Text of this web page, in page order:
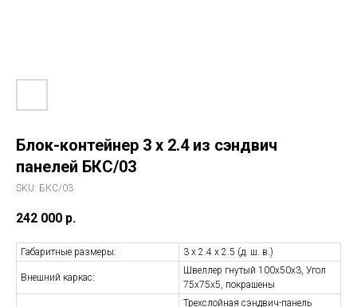
Блок-контейнер 3 х 2.4 из сэндвич
панелей БКС/03
SKU: БКС/03
242 000 р.
Габаритные размеры: 3 х 2.4 х 2.5 (д. ш. в.)
Внешний каркас:
Швеллер гнутый 100х50х3, Угол
75х75х5, покрашены
Трехслойная сэндвич-панель